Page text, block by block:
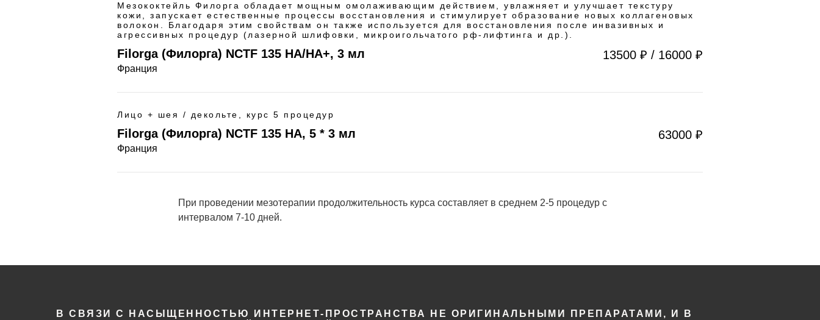
Мезококтейль Филорга обладает мощным омолаживающим действием, увлажняет и улучшает текстуру
кожи, запускает естественные процессы восстановления и стимулирует образование новых коллагеновых
волокон. Благодаря этим свойствам он также используется для восстановления после инвазивных и
агрессивных процедур (лазерной шлифовки, микроигольчатого рф-лифтинга и др.).
Filorga (Филорга) NCTF 135 HA/HA+, 3 мл
Франция
13500 ₽ / 16000 ₽
Лицо + шея / декольте, курс 5 процедур
Filorga (Филорга) NCTF 135 HA, 5 * 3 мл
Франция
63000 ₽
При проведении мезотерапии продолжительность курса составляет в среднем 2-5 процедур с
интервалом 7-10 дней.
В СВЯЗИ С НАСЫЩЕННОСТЬЮ ИНТЕРНЕТ-ПРОСТРАНСТВА НЕ ОРИГИНАЛЬНЫМИ ПРЕПАРАТАМИ, И В